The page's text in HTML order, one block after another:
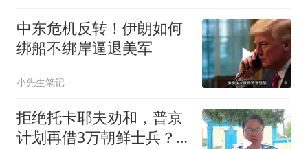
中东危机反转！伊朗如何
绑船不绑岸逼退美军
小先生笔记
拒绝托卡耶夫劝和，普京
计划再借3万朝鲜士兵？